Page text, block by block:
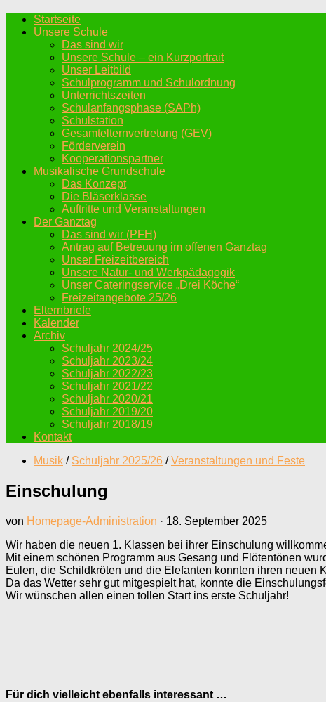
Startseite
Unsere Schule
Das sind wir
Unsere Schule – ein Kurzportrait
Unser Leitbild
Schulprogramm und Schulordnung
Unterrichtszeiten
Schulanfangsphase (SAPh)
Schulstation
Gesamtelternvertretung (GEV)
Förderverein
Kooperationspartner
Musikalische Grundschule
Das Konzept
Die Bläserklasse
Auftritte und Veranstaltungen
Der Ganztag
Das sind wir (PFH)
Antrag auf Betreuung im offenen Ganztag
Unser Freizeitbereich
Unsere Natur- und Werkpädagogik
Unser Cateringservice „Drei Köche“
Freizeitangebote 25/26
Elternbriefe
Kalender
Archiv
Schuljahr 2024/25
Schuljahr 2023/24
Schuljahr 2022/23
Schuljahr 2021/22
Schuljahr 2020/21
Schuljahr 2019/20
Schuljahr 2018/19
Kontakt
Musik / Schuljahr 2025/26 / Veranstaltungen und Feste
Einschulung
von Homepage-Administration · 18. September 2025
Wir haben die neuen 1. Klassen bei ihrer Einschulung
Mit einem schönen Programm aus Gesang und Flötentönen
Eulen, die Schildkröten und die Elefanten konnten ihren neuen
Da das Wetter sehr gut mitgespielt hat, konnte die
Wir wünschen allen einen tollen Start ins erste Schuljahr!
Für dich vielleicht ebenfalls interessant …